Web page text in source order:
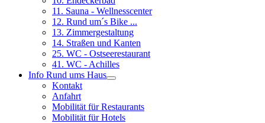
11. Sauna - Wellnesscenter
12. Rund um´s Bike ...
13. Zimmergestaltung
14. Straßen und Kanten
25. WC - Ostseerestaurant
41. WC - Achilles
Info Rund ums Haus
Kontakt
Anfahrt
Mobilität für Restaurants
Mobilität für Hotels